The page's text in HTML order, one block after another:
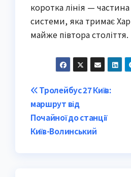
коротка лінія —
системи, яка тримає
майже півтора століття.
Post
navigation
Тролейбус 27 Київ:
маршрут від
Почайної до станції
Київ-Волинський